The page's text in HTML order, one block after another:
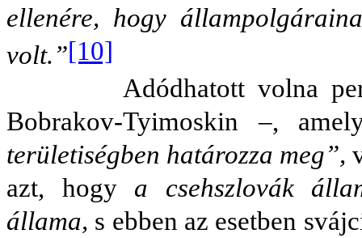
ellenére, hogy
volt.”[10]
Adódhatott volna
Bobrakov-Tyimoskin –,
területiségben határozza meg”,
azt, hogy a csehszlovák
állama, s ebben az esetben